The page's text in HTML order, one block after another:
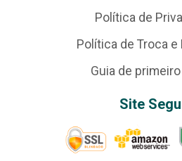
Política de
Política de Troca e
Guia de
Site